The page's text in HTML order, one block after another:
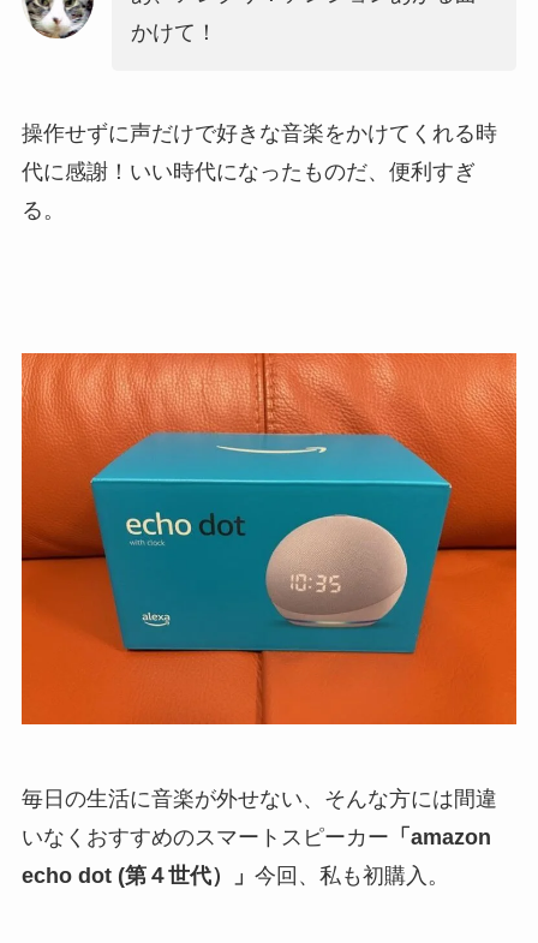
かけて！
操作せずに声だけで好きな音楽をかけてくれる時
代に感謝！いい時代になったものだ、便利すぎ
る。
毎日の生活に音楽が外せない、そんな方には間違
いなくおすすめのスマートスピーカー 「amazon
echo dot (第４世代）」 今回、私も初購入。